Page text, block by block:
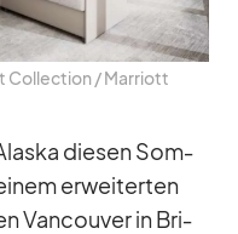
Coll­ec­tion /​ Mar­riott
die­sen Som­
er­wei­ter­ten
Van­cou­ver in Bri­